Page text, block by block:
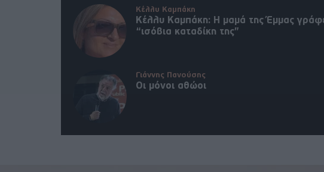
Κέλλυ Καμπάκη
Κέλλυ Καμπάκη: Η μαμά της Έμμας
“ισόβια καταδίκη της”
Γιάννης Πανούσης
Οι μόνοι αθώοι